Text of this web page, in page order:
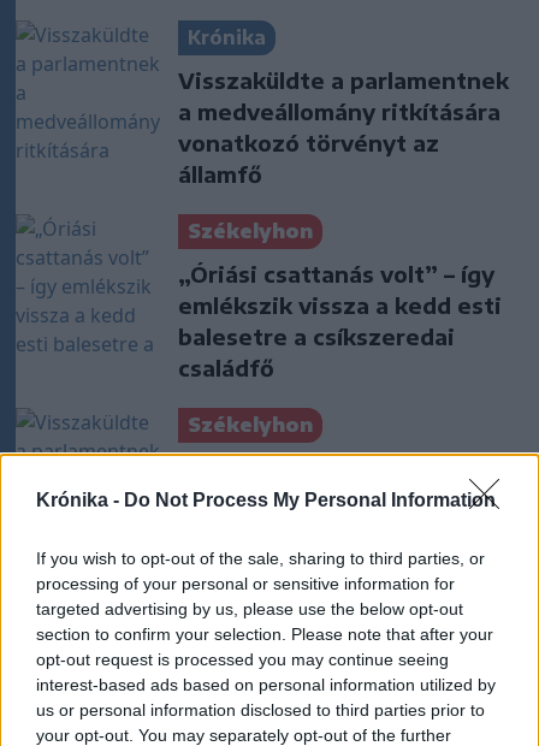
Krónika - Do Not Process My Personal Information
If you wish to opt-out of the sale, sharing to third parties, or
processing of your personal or sensitive information for
targeted advertising by us, please use the below opt-out
section to confirm your selection. Please note that after your
opt-out request is processed you may continue seeing
interest-based ads based on personal information utilized by
us or personal information disclosed to third parties prior to
your opt-out. You may separately opt-out of the further
Krónika
Visszaküldte a parlamentnek
a medveállomány ritkítására
vonatkozó törvényt az
államfő
Székelyhon
„Óriási csattanás volt” – így
emlékszik vissza a kedd esti
balesetre a csíkszeredai
családfő
Székelyhon
Nicușor Dan a közel 900
tevő törvényt
Székely Sport
Egyetlen székelyföldi
résztvevő lesz a futsal 2.
Ligában